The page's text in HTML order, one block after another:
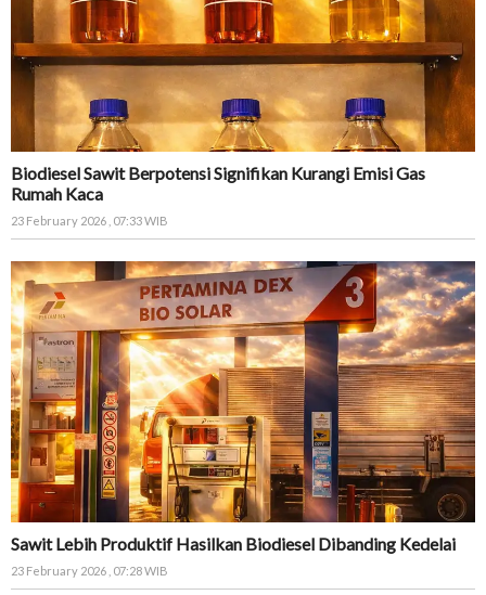
Biodiesel Sawit Berpotensi Signifikan Kurangi Emisi Gas
Rumah Kaca
23 February 2026 , 07:33 WIB
Sawit Lebih Produktif Hasilkan Biodiesel Dibanding Kedelai
23 February 2026 , 07:28 WIB